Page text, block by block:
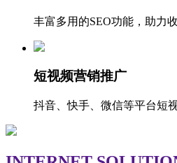
丰富多用的SEO功能，助力
短视频营销推广
抖音、快手、微信等平台短